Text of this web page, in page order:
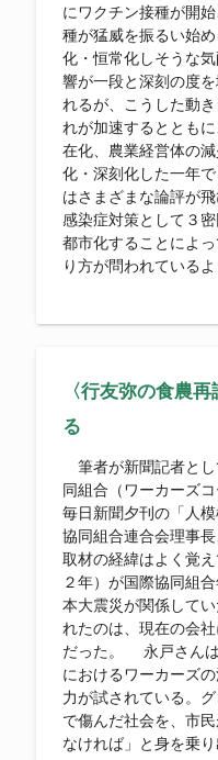
にワクチン接種が開
種が猛威を振るい始
化・恒常化しそうな
響が一段と深刻の度
れるが、こうした動
れが加速するととも
在化、農業経営体の
化・深刻化した一年
はさまざまな論評が
感染症対策として３
都市化することによ
り方が問われている
〈行友弥の食農
る
筆者が新聞記者とし
同組合（ワーカーズ
毎日新聞夕刊の「人
協同組合連合会理事
取材の経緯はよく覚
２年）が国際協同組
本大震災が関係して
れたのは、現在の会
だった。 永戸さん
におけるワーカーズ
力が試されている。
で傷んだ社会を、市
なければ」と身を乗